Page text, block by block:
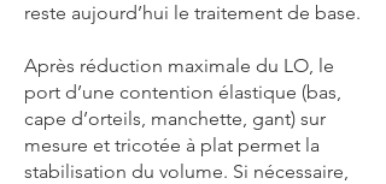
reste aujourd’hui le traitement de base.
Après réduction maximale du LO, le
port d’une contention élastique (bas,
cape d’orteils, manchette, gant) sur
mesure et tricotée à plat permet la
stabilisation du volume. Si nécessaire,